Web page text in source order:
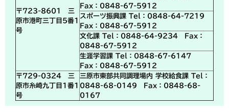
〒723-8601 三
原市港町三丁目5番1
号
Fax：0848-67-5912
スポーツ振興課 Tel：0848-64-7219
Fax：0848-67-5912
文化課 Tel：0848-64-9234 Fax：
0848-67-5912
生涯学習課 Tel：0848-67-6147
Fax：0848-67-5912
〒729-0324 三
原市糸崎九丁目1番1
号
三原市東部共同調理場内 学校給食課 Tel：
0848-68-0149 Fax：0848-68-
0167